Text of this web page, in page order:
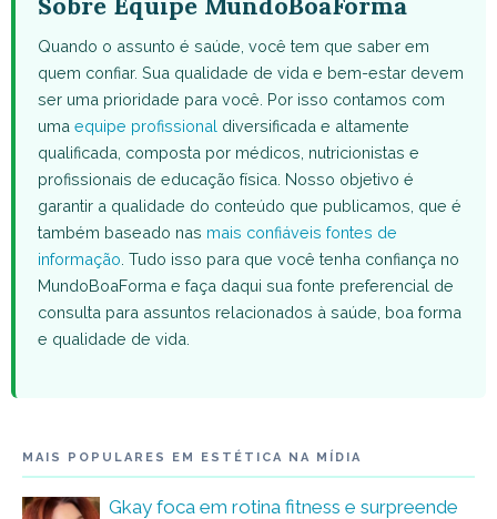
Quando o assunto é saúde, você tem que saber em
quem confiar. Sua qualidade de vida e bem-estar devem
ser uma prioridade para você. Por isso contamos com
uma equipe profissional diversificada e altamente
qualificada, composta por médicos, nutricionistas e
profissionais de educação física. Nosso objetivo é
garantir a qualidade do conteúdo que publicamos, que é
também baseado nas mais confiáveis fontes de
informação . Tudo isso para que você tenha confiança no
MundoBoaForma e faça daqui sua fonte preferencial de
consulta para assuntos relacionados à saúde, boa forma
e qualidade de vida.
MAIS POPULARES EM ESTÉTICA NA MÍDIA
Gkay foca em rotina fitness e surpreende